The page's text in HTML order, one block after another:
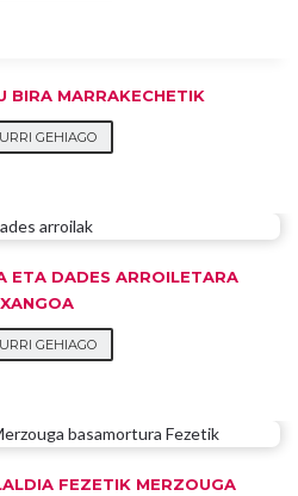
BIRA MARRAKECHETIK
GEHIAGO
ETA DADES ARROILETARA
GEHIAGO
FEZETIK MERZOUGA